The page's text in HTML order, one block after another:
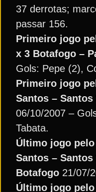
37 derrotas;
passar 156.
Primeiro jogo
x 3 Botafogo –
Gols: Pepe (2),
Primeiro jogo
Santos –
06/10/2007 –
Tabata.
Último jogo
Santos – Santos
Botafogo 21/07/
Último jogo